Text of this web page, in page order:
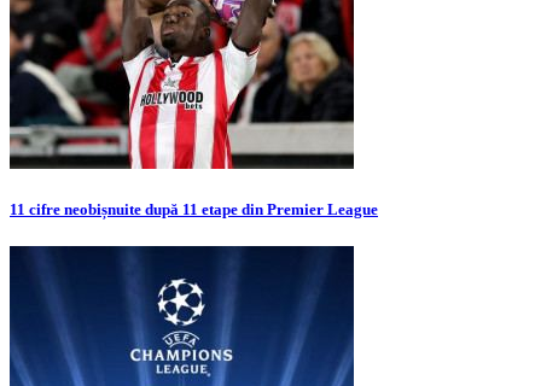
11 cifre neobișnuite după 11 etape din Premier League